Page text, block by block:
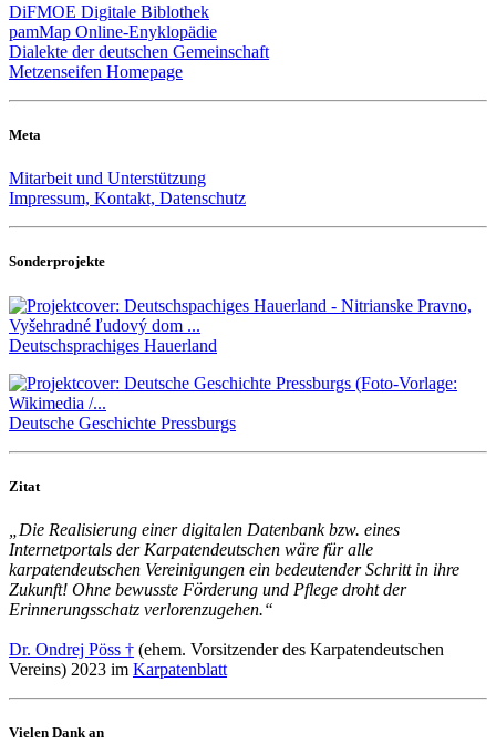
DiFMOE Digitale Biblothek
pamMap Online-Enyklopädie
Dialekte der deutschen Gemeinschaft
Metzenseifen Homepage
Meta
Mitarbeit und Unterstützung
Impressum, Kontakt, Datenschutz
Sonderprojekte
Deutschsprachiges Hauerland
Deutsche Geschichte Pressburgs
Zitat
„Die Realisierung einer digitalen Datenbank bzw. eines
Internetportals der Karpatendeutschen wäre für alle
karpatendeutschen Vereinigungen ein bedeutender Schritt in ihre
Zukunft! Ohne bewusste Förderung und Pflege droht der
Erinnerungsschatz verlorenzugehen.“
Dr. Ondrej Pöss † (ehem. Vorsitzender des Karpatendeutschen
Vereins) 2023 im Karpatenblatt
Vielen Dank an